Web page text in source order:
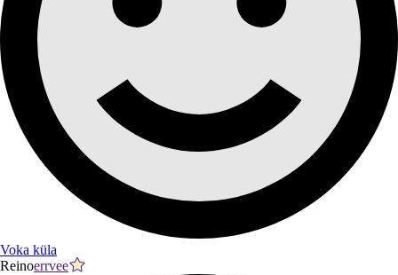
Voka küla
Reinoerrvee